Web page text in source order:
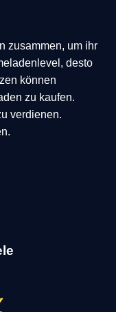
zusammen, um ihr
desto
können
zu kaufen.
verdienen.